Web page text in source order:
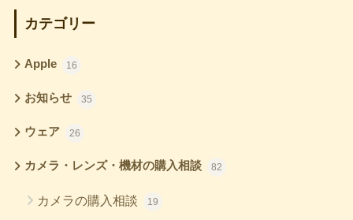
カテゴリー
Apple 16
お知らせ 35
ウェア 26
カメラ・レンズ・機材の購入相談 82
カメラの購入相談 19